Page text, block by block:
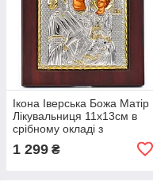
Ікона Іверська Божа Матір
Лікувальниця 11х13см в
срібному окладі з
1 299 ₴